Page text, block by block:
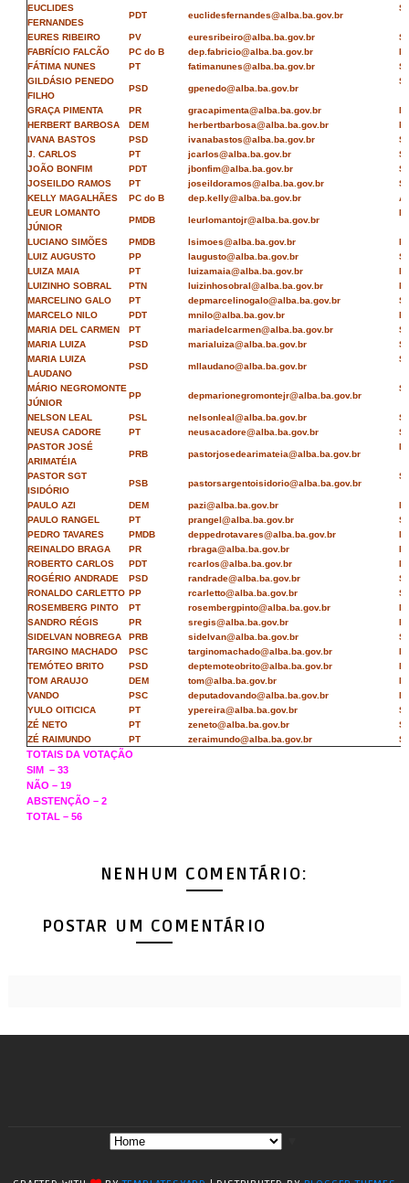
EUCLIDES
FERNANDES
PDT euclidesfernandes@alba.ba.gov.br
EURES RIBEIRO PV euresribeiro@alba.ba.gov.br
FABRÍCIO FALCÃO
PC do B dep.fabricio@alba.ba.gov.br
FÁTIMA NUNES
PT fatimanunes@alba.ba.gov.br
GILDÁSIO PENEDO
FILHO
PSD gpenedo@alba.ba.gov.br
GRAÇA PIMENTA PR gracapimenta@alba.ba.gov.br
HERBERT BARBOSA
DEM herbertbarbosa@alba.ba.gov.br
IVANA BASTOS
PSD ivanabastos@alba.ba.gov.br
J. CARLOS
PT jcarlos@alba.ba.gov.br
JOÃO BONFIM
PDT jbonfim@alba.ba.gov.br
JOSEILDO RAMOS
PT joseildoramos@alba.ba.gov.br
KELLY MAGALHÃES
PC do B dep.kelly@alba.ba.gov.br
LEUR LOMANTO
JÚNIOR
PMDB leurlomantojr@alba.ba.gov.br
LUCIANO SIMÕES PMDB lsimoes@alba.ba.gov.br
LUIZ AUGUSTO
PP laugusto@alba.ba.gov.br
LUIZA MAIA
PT luizamaia@alba.ba.gov.br
LUIZINHO SOBRAL
PTN luizinhosobral@alba.ba.gov.br
MARCELINO GALO
PT depmarcelinogalo@alba.ba.gov.br
MARCELO NILO
PDT mnilo@alba.ba.gov.br
MARIA DEL CARMEN
PT mariadelcarmen@alba.ba.gov.br
MARIA LUIZA
PSD marialuiza@alba.ba.gov.br
MARIA LUIZA
LAUDANO
PSD mllaudano@alba.ba.gov.br
MÁRIO NEGROMONTE
JÚNIOR
PP depmarionegromontejr@alba.ba.gov.br
NELSON LEAL PSL nelsonleal@alba.ba.gov.br
NEUSA CADORE
PT neusacadore@alba.ba.gov.br
PASTOR JOSÉ
ARIMATÉIA
PRB pastorjosedearimateia@alba.ba.gov.br
PASTOR SGT
ISIDÓRIO
PSB pastorsargentoisidorio@alba.ba.gov.br
PAULO AZI DEM pazi@alba.ba.gov.br
PAULO RANGEL
PT prangel@alba.ba.gov.br
PEDRO TAVARES
PMDB deppedrotavares@alba.ba.gov.br
REINALDO BRAGA
PR rbraga@alba.ba.gov.br
ROBERTO CARLOS
PDT rcarlos@alba.ba.gov.br
ROGÉRIO ANDRADE
PSD randrade@alba.ba.gov.br
RONALDO CARLETTO PP rcarletto@alba.ba.gov.br
ROSEMBERG PINTO
PT rosembergpinto@alba.ba.gov.br
SANDRO RÉGIS
PR sregis@alba.ba.gov.br
SIDELVAN NOBREGA
PRB sidelvan@alba.ba.gov.br
TARGINO MACHADO
PSC targinomachado@alba.ba.gov.br
TEMÓTEO BRITO
PSD deptemoteobrito@alba.ba.gov.br
TOM ARAUJO
DEM tom@alba.ba.gov.br
VANDO
PSC deputadovando@alba.ba.gov.br
YULO OITICICA
PT ypereira@alba.ba.gov.br
ZÉ NETO
PT zeneto@alba.ba.gov.br
ZÉ RAIMUNDO
PT zeraimundo@alba.ba.gov.br
TOTAIS DA VOTAÇÃO
SIM – 33
NÃO – 19
ABSTENÇÃO – 2
TOTAL – 56
NENHUM COMENTÁRIO:
POSTAR UM COMENTÁRIO